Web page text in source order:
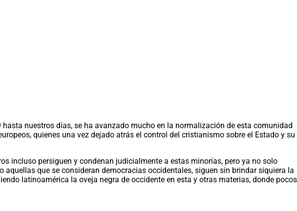
nuestros días, se ha avanzado mucho en la normalización de esta comunidad
quienes una vez dejado atrás el control del cristianismo sobre el Estado y su
incluso persiguen y condenan judicialmente a estas minorías, pero ya no solo
aquellas que se consideran democracias occidentales, siguen sin brindar siquiera la
latinoamérica la oveja negra de occidente en esta y otras materias, donde pocos